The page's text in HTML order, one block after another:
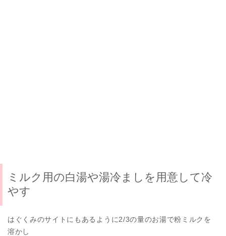
ミルク用の白湯や湯冷ましを用意して冷
やす
はぐくみのサイトにもあるように2/3の量のお湯で粉ミルクを
溶かし